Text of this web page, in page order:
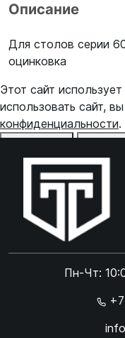
Описание
Для столов серии
оцинковка
Пн-Чт:
+7
Этот сайт
использовать сайт,
конфиденциальности.
Online чат
Online чат